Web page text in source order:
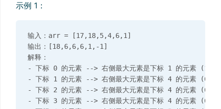
示例 1：
输入：arr = [17,18,5,4,6,1]
输出：[18,6,6,6,1,-1]
解释：
- 下标 0 的元素 --> 右侧最大元素是下标 1 的元素 (18)
- 下标 1 的元素 --> 右侧最大元素是下标 4 的元素 (6)
- 下标 2 的元素 --> 右侧最大元素是下标 4 的元素 (6)
- 下标 3 的元素 --> 右侧最大元素是下标 4 的元素 (6)